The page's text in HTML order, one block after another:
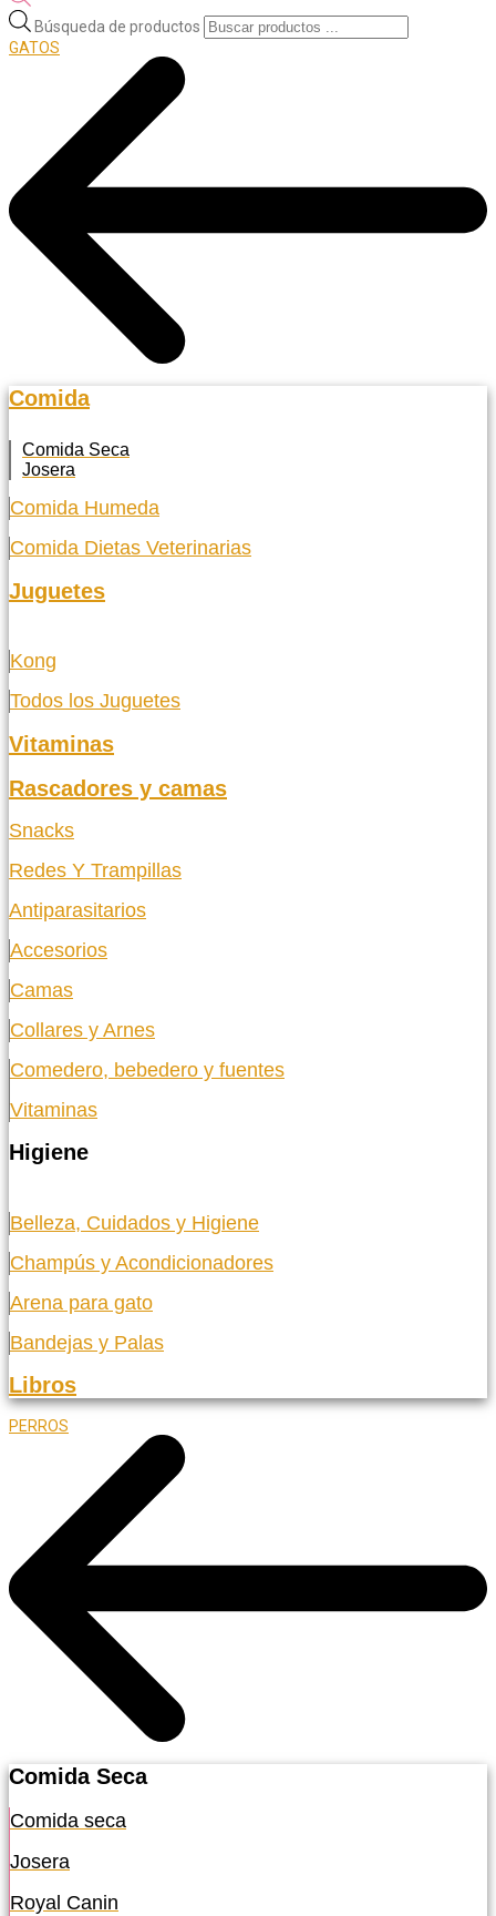
Búsqueda de productos
GATOS
Comida
Comida Seca
Josera
Comida Humeda
Comida Dietas Veterinarias
Juguetes
Kong
Todos los Juguetes
Vitaminas
Rascadores y camas
Snacks
Redes Y Trampillas
Antiparasitarios
Accesorios
Camas
Collares y Arnes
Comedero, bebedero y fuentes
Vitaminas
Higiene
Belleza, Cuidados y Higiene
Champús y Acondicionadores
Arena para gato
Bandejas y Palas
Libros
PERROS
Comida Seca
Comida seca
Josera
Royal Canin